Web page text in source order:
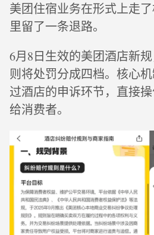
美团住宿业务在形式上走
里留了一条退路。
6月8日生效的美团酒店新
则将处罚分成四档。核心
过酒店的申诉环节，直接
给消费者。